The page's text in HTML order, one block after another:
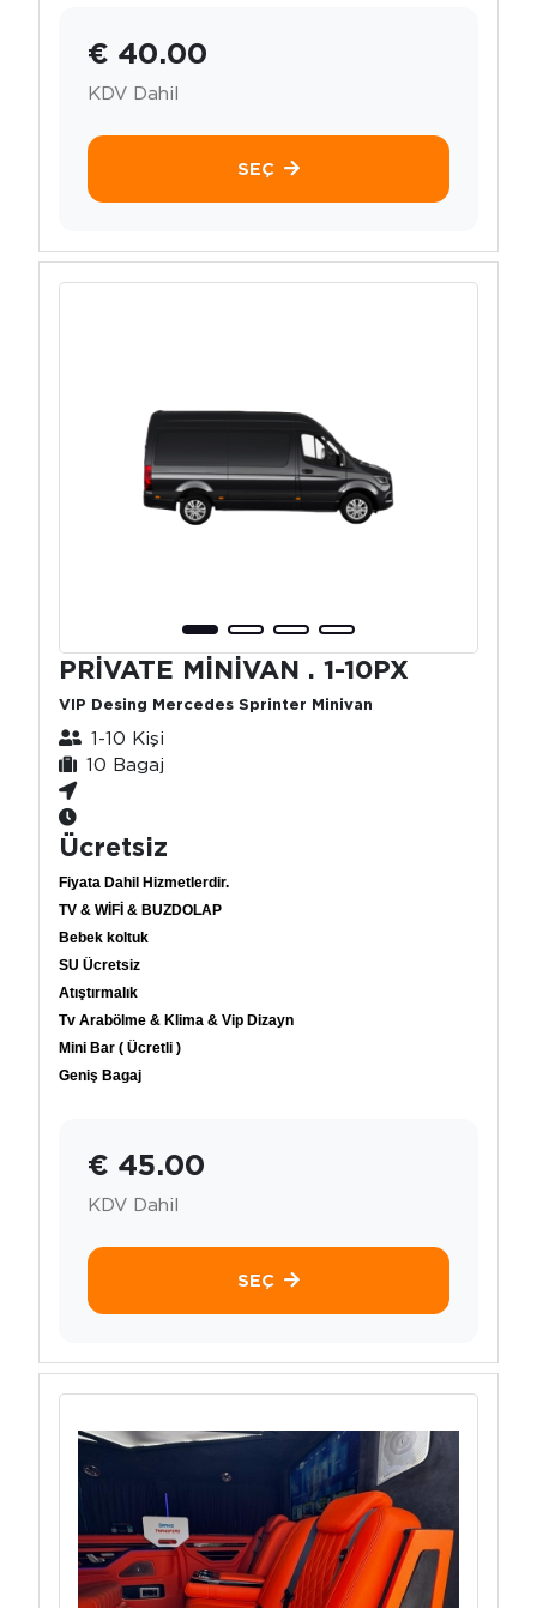
€ 40.00
KDV Dahil
SEÇ
PRİVATE MİNİVAN . 1-10PX
VIP Desing Mercedes Sprinter Minivan
1-10 Kişi
10 Bagaj
Ücretsiz
Fiyata Dahil Hizmetlerdir.
TV & WİFİ & BUZDOLAP
Bebek koltuk
SU Ücretsiz
Atıştırmalık
Tv Arabölme & Klima & Vip Dizayn
Mini Bar ( Ücretli )
Geniş Bagaj
€ 45.00
KDV Dahil
SEÇ